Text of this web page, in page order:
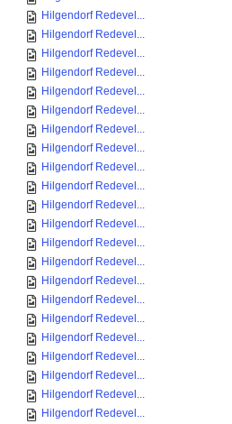
Hilgendorf Redevel...
Hilgendorf Redevel...
Hilgendorf Redevel...
Hilgendorf Redevel...
Hilgendorf Redevel...
Hilgendorf Redevel...
Hilgendorf Redevel...
Hilgendorf Redevel...
Hilgendorf Redevel...
Hilgendorf Redevel...
Hilgendorf Redevel...
Hilgendorf Redevel...
Hilgendorf Redevel...
Hilgendorf Redevel...
Hilgendorf Redevel...
Hilgendorf Redevel...
Hilgendorf Redevel...
Hilgendorf Redevel...
Hilgendorf Redevel...
Hilgendorf Redevel...
Hilgendorf Redevel...
Hilgendorf Redevel...